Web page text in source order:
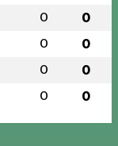
0 0
0 0
0 0
0 0